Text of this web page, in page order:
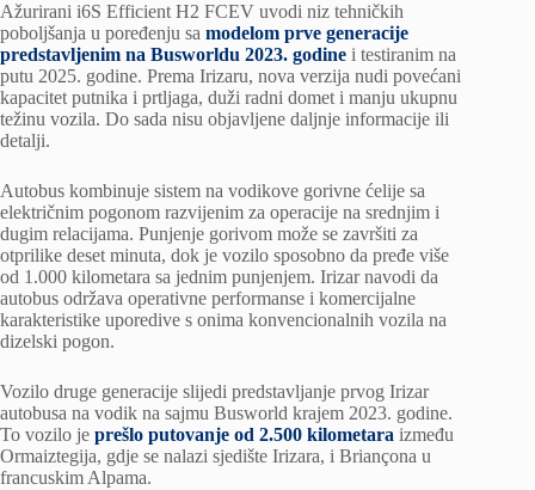
Ažurirani i6S Efficient H2 FCEV uvodi niz tehničkih
poboljšanja u poređenju sa modelom prve generacije
predstavljenim na Busworldu 2023. godine i testiranim na
putu 2025. godine. Prema Irizaru, nova verzija nudi povećani
kapacitet putnika i prtljaga, duži radni domet i manju ukupnu
težinu vozila. Do sada nisu objavljene daljnje informacije ili
detalji.
Autobus kombinuje sistem na vodikove gorivne ćelije sa
električnim pogonom razvijenim za operacije na srednjim i
dugim relacijama. Punjenje gorivom može se završiti za
otprilike deset minuta, dok je vozilo sposobno da pređe više
od 1.000 kilometara sa jednim punjenjem. Irizar navodi da
autobus održava operativne performanse i komercijalne
karakteristike uporedive s onima konvencionalnih vozila na
dizelski pogon.
Vozilo druge generacije slijedi predstavljanje prvog Irizar
autobusa na vodik na sajmu Busworld krajem 2023. godine.
To vozilo je prešlo putovanje od 2.500 kilometara između
Ormaiztegija, gdje se nalazi sjedište Irizara, i Briançona u
francuskim Alpama.